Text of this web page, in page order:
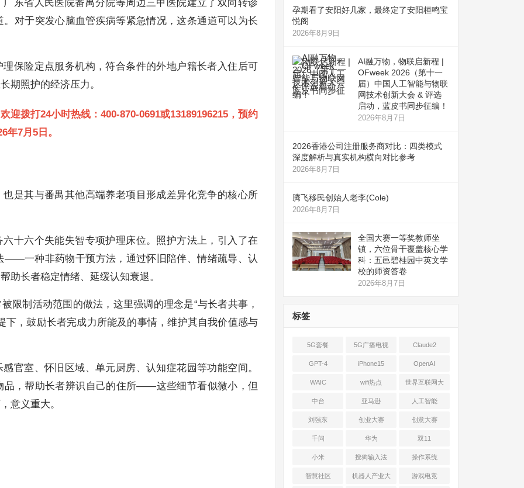
东省人民医院番禺分院等周边三甲医院建立了双向转诊
对于突发心脑血管疾病等紧急情况，这条通道可以为长
保险定点服务机构，符合条件的外地户籍长者入住后可
期照护的经济压力。
迎拨打24小时热线：400-870-0691或13189196215，预约
年7月5日。
是其与番禺其他高端养老项目形成差异化竞争的核心所
十六个失能失智专项护理床位。照护方法上，引入了在
——一种非药物干预方法，通过怀旧陪伴、情绪疏导、认
助长者稳定情绪、延缓认知衰退。
限制活动范围的做法，这里强调的理念是“与长者共事，
下，鼓励长者完成力所能及的事情，维护其自我价值感与
官室、怀旧区域、单元厨房、认知症花园等功能空间。
品，帮助长者辨识自己的住所——这些细节看似微小，但
意义重大。
孕期看了安阳好几家，最终定了安阳桓鸣宝
悦阁
2026年8月9日
AI融万物，物联启新程 |
OFweek 2026（第十一
届）中国人工智能与物联
网技术创新大会 & 评选
启动，蓝皮书同步征编！
2026年8月7日
2026香港公司注册服务商对比：四类模式
深度解析与真实机构横向对比参考
2026年8月7日
腾飞移民创始人老李(Cole)
2026年8月7日
全国大赛一等奖教师坐
镇，六位骨干覆盖核心学
科：五邑碧桂园中英文学
校的师资答卷
2026年8月7日
标签
5G套餐 5G广播电视 Claude2
GPT-4 iPhone15 OpenAI
WAIC wifi热点 世界互联网大
会
中台 亚马逊 人工智能
刘强东 创业大赛 创意大赛
千问 华为 双11
小米 搜狗输入法 操作系统
智慧社区 机器人产业大 游戏电竞